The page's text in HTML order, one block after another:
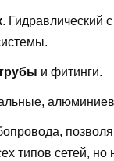
. Гидравлический
и фитинги.
типов сетей,